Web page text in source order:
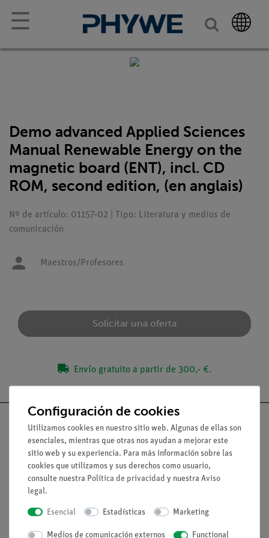
☰
Demo advanced Applied Sciences
Manual Renewable Energy on the
magnetic board (ENT), incl. CD
ROM, second edition, (en anglais)
Nº de artículo: 01157-02 | Tipo: Literatura y medios de
comunicación
Maestros/Profesores
Solicitar una oferta
Envío gratuito a partir de 300,- €.
Nach oben
Aviso lega
Contacto
Configuración de cookies
Utilizamos cookies en nuestro sitio web. Algunas de ellas son
esenciales, mientras que otras nos ayudan a mejorar este
sitio web y su experiencia. Para más información sobre las
cookies que utilizamos y sus derechos como usuario,
consulte nuestra Política de privacidad y nuestra Aviso
legal.
Esencial Estadísticas Marketing
Medios de comunicación externos Functional